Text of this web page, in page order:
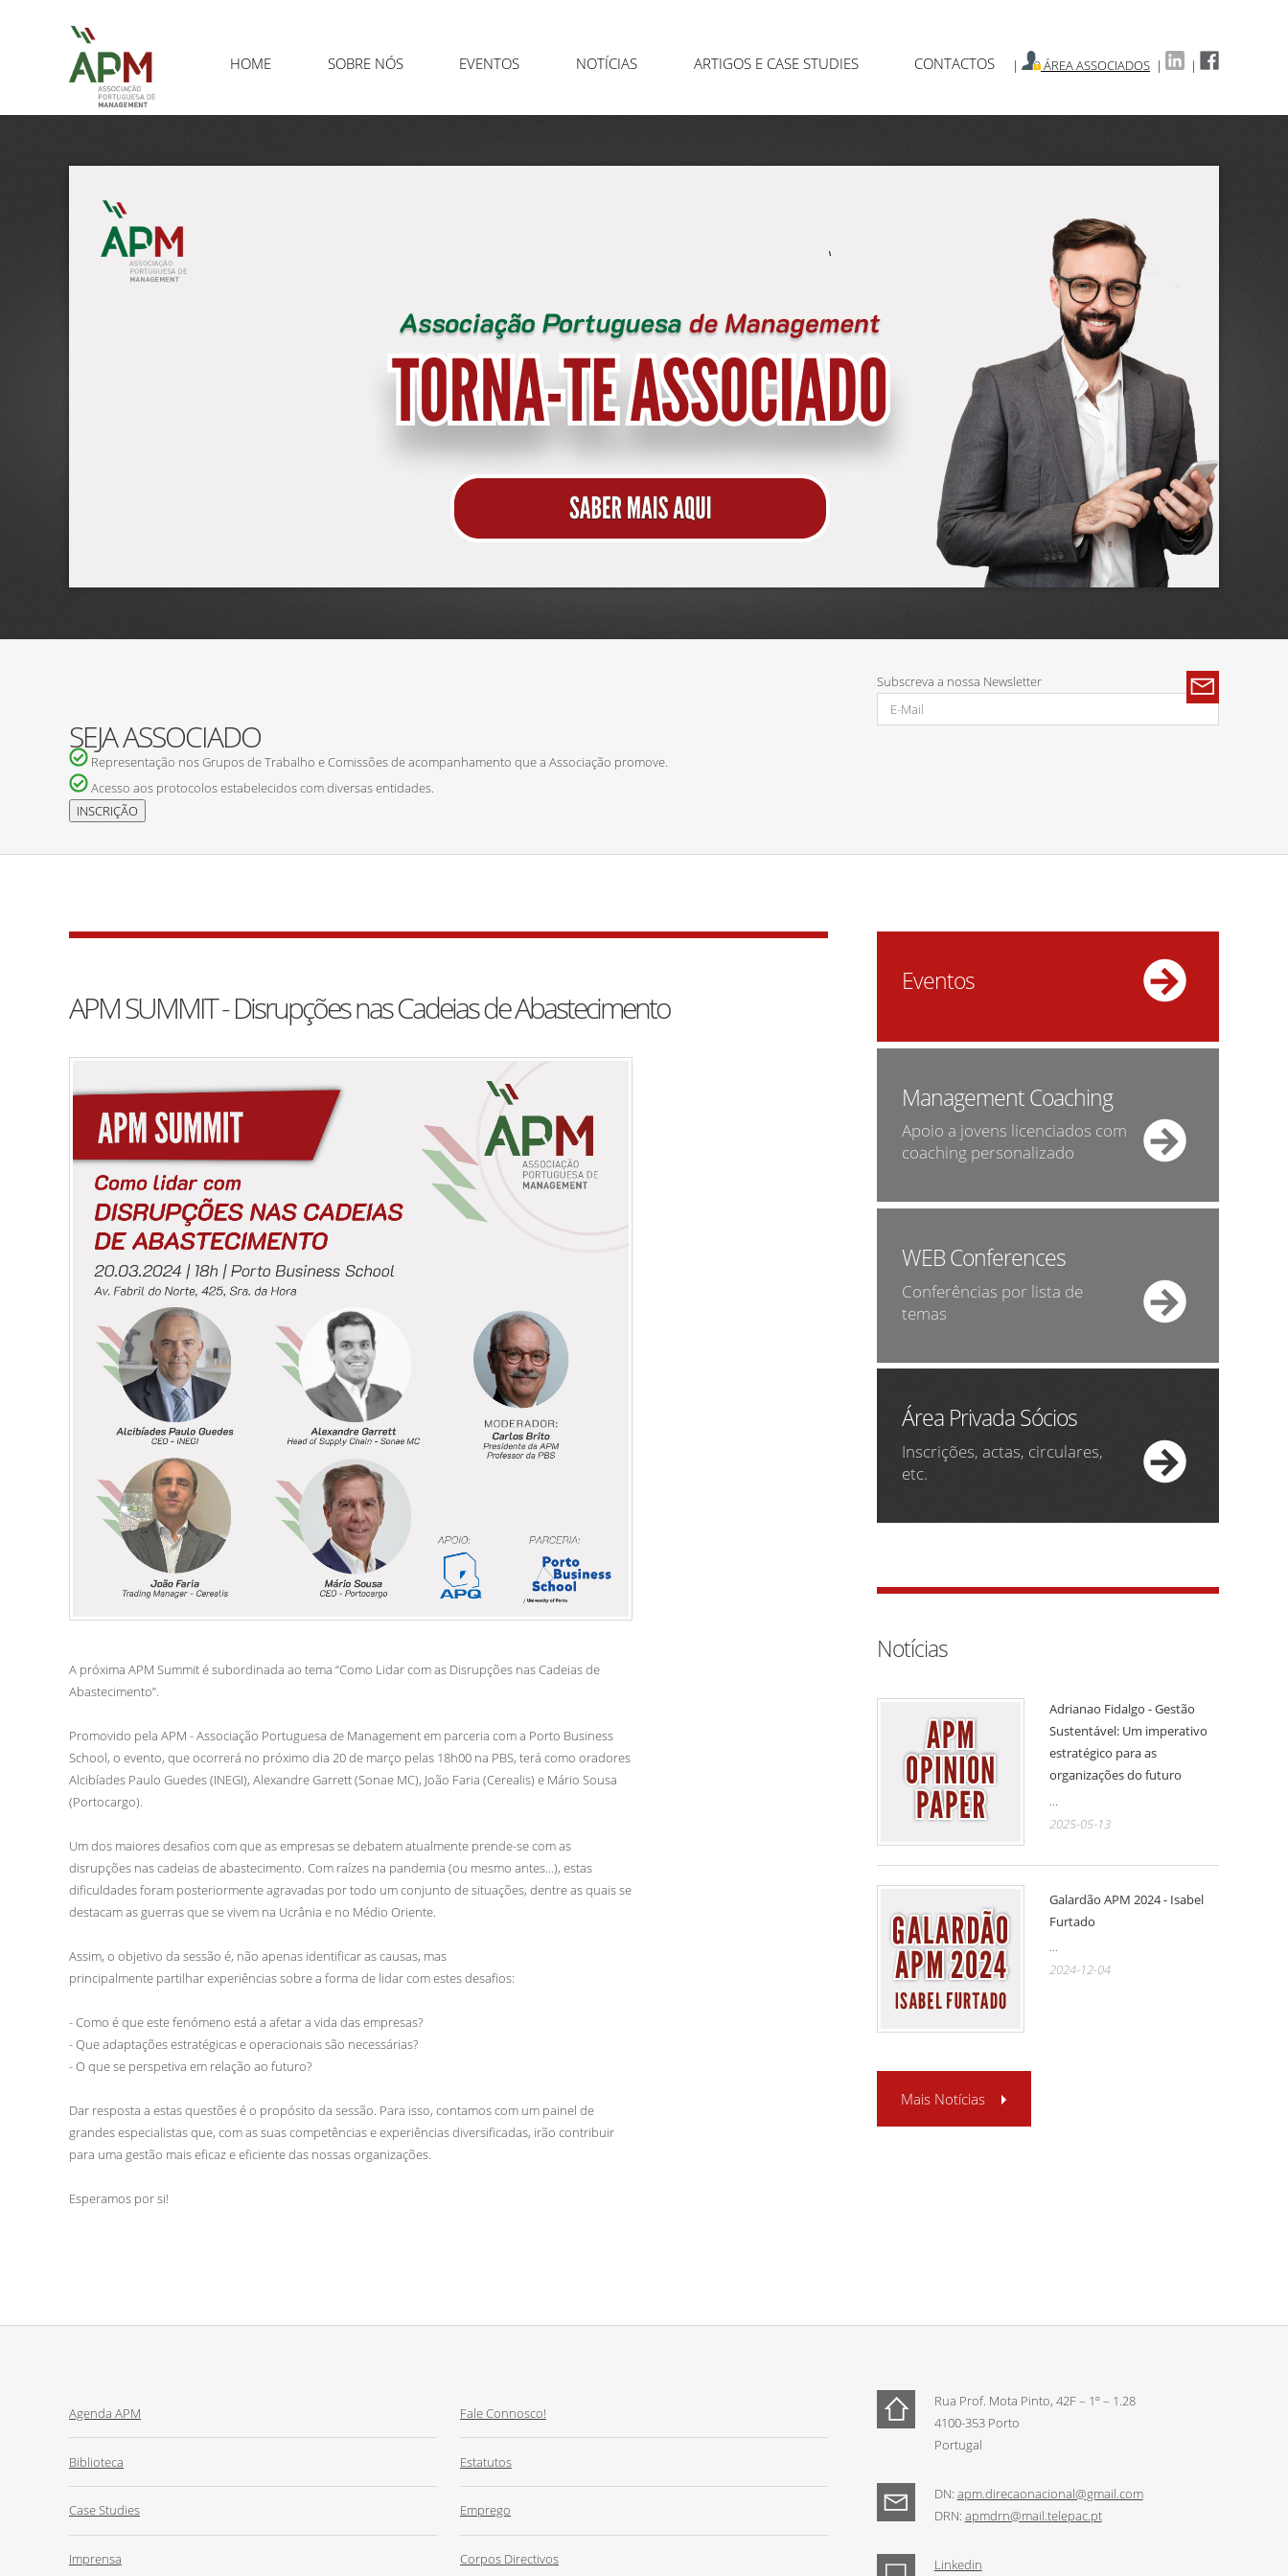
HOME SOBRE NÓS EVENTOS NOTÍCIAS ARTIGOS E CASE STUDIES CONTACTOS | ÁREA ASSOCIADOS | |
Subscreva a nossa Newsletter
SEJA ASSOCIADO
Representação nos Grupos de Trabalho e Comissões de acompanhamento que a Associação promove.
Acesso aos protocolos estabelecidos com diversas entidades.
APM SUMMIT - Disrupções nas Cadeias de Abastecimento
A próxima APM Summit é subordinada ao tema “Como Lidar com as Disrupções nas Cadeias de
Abastecimento”.
Promovido pela APM - Associação Portuguesa de Management em parceria com a Porto Business
School, o evento, que ocorrerá no próximo dia 20 de março pelas 18h00 na PBS, terá como oradores
Alcibíades Paulo Guedes (INEGI), Alexandre Garrett (Sonae MC), João Faria (Cerealis) e Mário Sousa
(Portocargo).
Um dos maiores desafios com que as empresas se debatem atualmente prende-se com as
disrupções nas cadeias de abastecimento. Com raízes na pandemia (ou mesmo antes…), estas
dificuldades foram posteriormente agravadas por todo um conjunto de situações, dentre as quais se
destacam as guerras que se vivem na Ucrânia e no Médio Oriente.
Assim, o objetivo da sessão é, não apenas identificar as causas, mas
principalmente partilhar experiências sobre a forma de lidar com estes desafios:
- Como é que este fenómeno está a afetar a vida das empresas?
- Que adaptações estratégicas e operacionais são necessárias?
- O que se perspetiva em relação ao futuro?
Dar resposta a estas questões é o propósito da sessão. Para isso, contamos com um painel de
grandes especialistas que, com as suas competências e experiências diversificadas, irão contribuir
para uma gestão mais eficaz e eficiente das nossas organizações.
Esperamos por si!
Eventos
Management Coaching
Apoio a jovens licenciados com
coaching personalizado
WEB Conferences
Conferências por lista de
temas
Área Privada Sócios
Inscrições, actas, circulares,
etc.
Notícias
Adrianao Fidalgo - Gestão
Sustentável: Um imperativo
estratégico para as
organizações do futuro
...
2025-05-13
Galardão APM 2024 - Isabel
Furtado
...
2024-12-04
Mais Notícias
Agenda APM
Biblioteca
Case Studies
Imprensa
Fale Connosco!
Estatutos
Emprego
Corpos Directivos
Rua Prof. Mota Pinto, 42F – 1º – 1.28
4100-353 Porto
Portugal
DN: apm.direcaonacional@gmail.com
DRN: apmdrn@mail.telepac.pt
Linkedin